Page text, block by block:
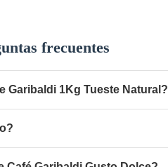
frecuentes
Garibaldi 1Kg Tueste Natural?